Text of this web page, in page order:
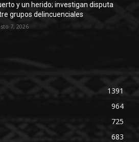
y un herido; investigan disputa
grupos delincuenciales
7, 2026
1391
964
725
683